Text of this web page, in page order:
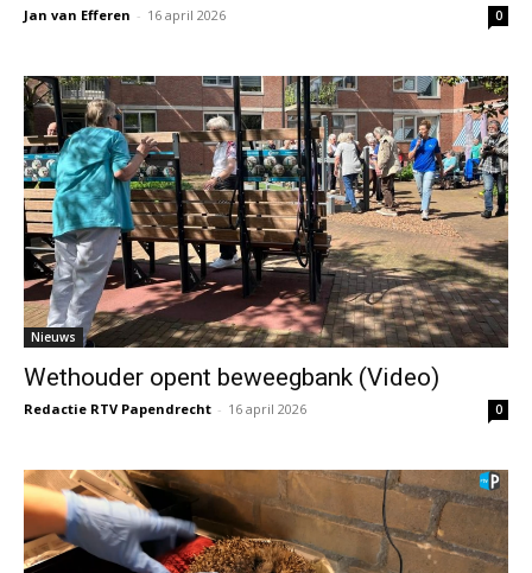
Jan van Efferen - 16 april 2026 0
Nieuws
Wethouder opent beweegbank (Video)
Redactie RTV Papendrecht - 16 april 2026 0